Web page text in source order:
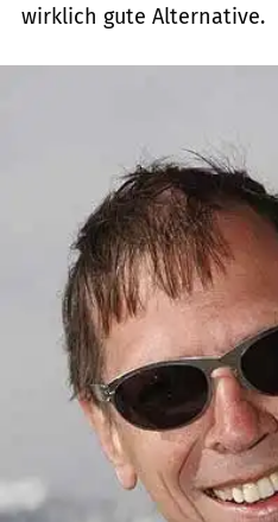
wirklich gute Alternative.